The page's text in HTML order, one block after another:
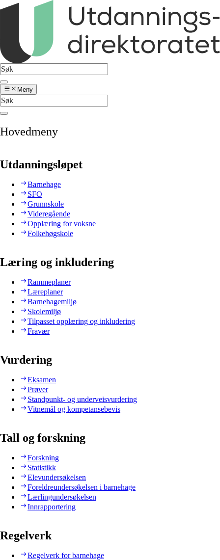
Meny
Hovedmeny
Utdanningsløpet
Barnehage
SFO
Grunnskole
Videregående
Opplæring for voksne
Folkehøgskole
Læring og inkludering
Rammeplaner
Læreplaner
Barnehagemiljø
Skolemiljø
Tilpasset opplæring og inkludering
Fravær
Vurdering
Eksamen
Prøver
Standpunkt- og underveisvurdering
Vitnemål og kompetansebevis
Tall og forskning
Forskning
Statistikk
Elevundersøkelsen
Foreldreundersøkelsen i barnehage
Lærlingundersøkelsen
Innrapportering
Regelverk
Regelverk for barnehage